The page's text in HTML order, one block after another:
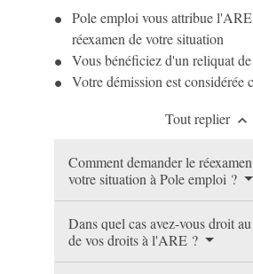
Pole emploi vous attribue
réexamen de votre situation
Vous bénéficiez d'un reliquat
Votre démission est considérée
Tout replier keyboard_arrow_up
Comment demander le
votre situation à Pole emploi ?
Dans quel cas avez-vous droit
de vos droits à l'ARE ?